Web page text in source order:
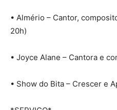
• Almério – Cantor,
20h)
• Joyce Alane – Cantora e
• Show do Bita – Crescer e